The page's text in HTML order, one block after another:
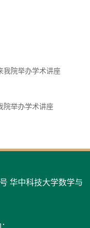
我院举办学术讲座
院举办学术讲座
华中科技大学数学与